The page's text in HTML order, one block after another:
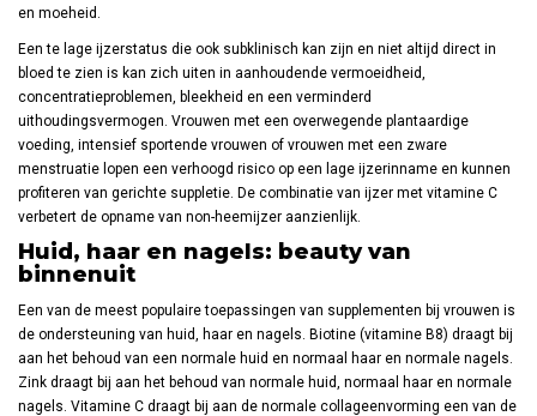
en moeheid.
Een te lage ijzerstatus die ook subklinisch kan zijn en niet altijd direct in
bloed te zien is kan zich uiten in aanhoudende vermoeidheid,
concentratieproblemen, bleekheid en een verminderd
uithoudingsvermogen. Vrouwen met een overwegende plantaardige
voeding, intensief sportende vrouwen of vrouwen met een zware
menstruatie lopen een verhoogd risico op een lage ijzerinname en kunnen
profiteren van gerichte suppletie. De combinatie van ijzer met vitamine C
verbetert de opname van non-heemijzer aanzienlijk.
Huid, haar en nagels: beauty van
binnenuit
Een van de meest populaire toepassingen van supplementen bij vrouwen is
de ondersteuning van huid, haar en nagels. Biotine (vitamine B8) draagt bij
aan het behoud van een normale huid en normaal haar en normale nagels.
Zink draagt bij aan het behoud van normale huid, normaal haar en normale
nagels. Vitamine C draagt bij aan de normale collageenvorming een van de